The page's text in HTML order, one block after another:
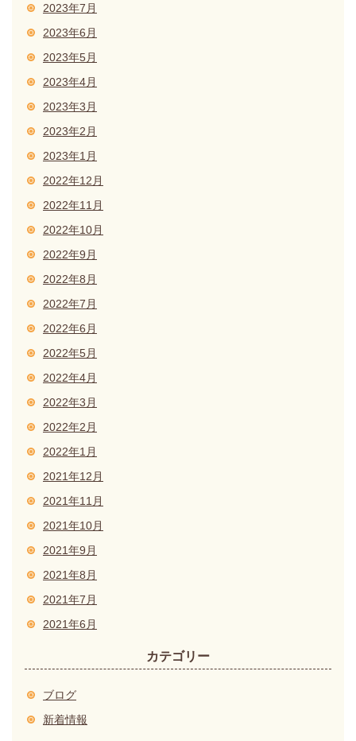
2023年7月
2023年6月
2023年5月
2023年4月
2023年3月
2023年2月
2023年1月
2022年12月
2022年11月
2022年10月
2022年9月
2022年8月
2022年7月
2022年6月
2022年5月
2022年4月
2022年3月
2022年2月
2022年1月
2021年12月
2021年11月
2021年10月
2021年9月
2021年8月
2021年7月
2021年6月
カテゴリー
ブログ
新着情報